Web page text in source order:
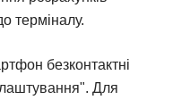
терміналу.
безконтактні
Для